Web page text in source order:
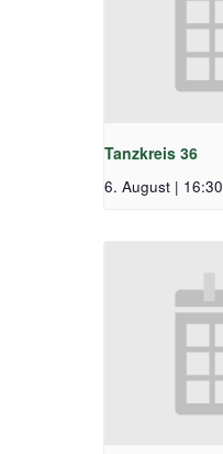
Tanzkreis 36
6. August | 16:30